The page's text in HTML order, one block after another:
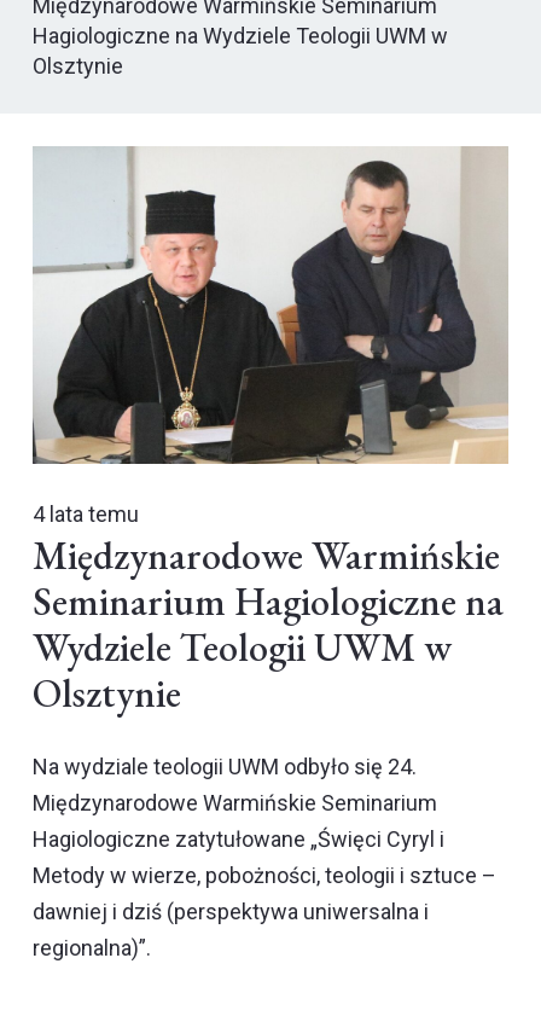
Międzynarodowe Warmińskie Seminarium
Hagiologiczne na Wydziele Teologii UWM w
Olsztynie
4 lata temu
Międzynarodowe Warmińskie
Seminarium Hagiologiczne na
Wydziele Teologii UWM w
Olsztynie
Na wydziale teologii UWM odbyło się 24.
Międzynarodowe Warmińskie Seminarium
Hagiologiczne zatytułowane „Święci Cyryl i
Metody w wierze, pobożności, teologii i sztuce –
dawniej i dziś (perspektywa uniwersalna i
regionalna)”.